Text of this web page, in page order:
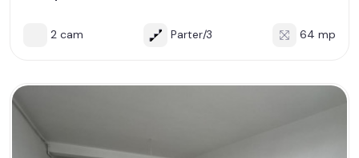
2 cam Parter/3 64 mp